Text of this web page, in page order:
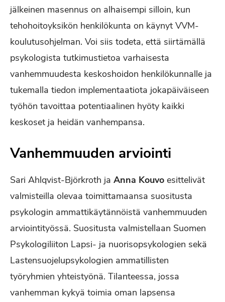
jälkeinen masennus on alhaisempi silloin, kun
tehohoitoyksikön henkilökunta on käynyt VVM-
koulutusohjelman. Voi siis todeta, että siirtämällä
psykologista tutkimustietoa varhaisesta
vanhemmuudesta keskoshoidon henkilökunnalle ja
tukemalla tiedon implementaatiota jokapäiväiseen
työhön tavoittaa potentiaalinen hyöty kaikki
keskoset ja heidän vanhempansa.
Vanhemmuuden arviointi
Sari Ahlqvist-Björkroth ja Anna Kouvo esittelivät
valmisteilla olevaa toimittamaansa suositusta
psykologin ammattikäytännöistä vanhemmuuden
arviointityössä. Suositusta valmistellaan Suomen
Psykologiliiton Lapsi- ja nuorisopsykologien sekä
Lastensuojelupsykologien ammatillisten
työryhmien yhteistyönä. Tilanteessa, jossa
vanhemman kykyä toimia oman lapsensa